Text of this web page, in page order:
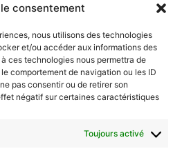
consentement
nous utilisons des technologies
et/ou accéder aux informations des
ces technologies nous permettra de
comportement de navigation ou les ID
pas consentir ou de retirer son
négatif sur certaines caractéristiques
Toujours activé
: matin, soir ou hebdo ?